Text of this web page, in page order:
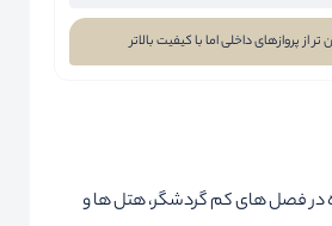
تر از پروازهای داخلی اما با کیفیت بالاتر
در فصل های کم گردشگر، هتل ها و